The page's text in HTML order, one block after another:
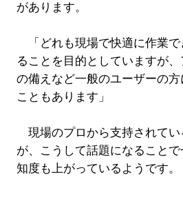
があります。
「どれも現場で快適に作業で
ることを目的としていますが
の備えなど一般のユーザーの方
こともあります」
現場のプロから支持されてい
が、こうして話題になること
知度も上がっているようです。